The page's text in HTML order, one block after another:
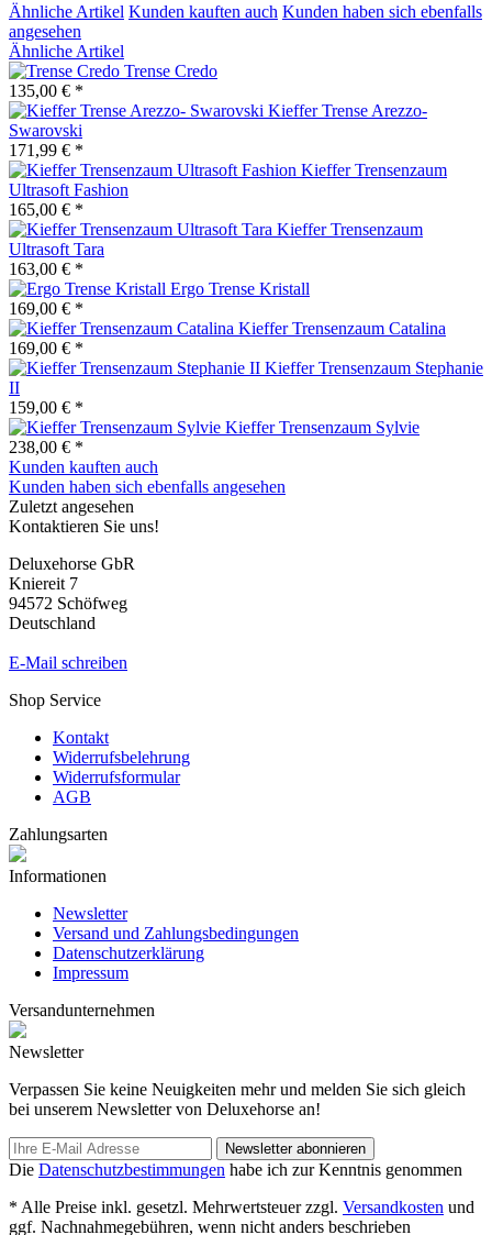
Ähnliche Artikel Kunden kauften auch Kunden haben sich ebenfalls
angesehen
Ähnliche Artikel
Trense Credo
135,00 € *
Kieffer Trense Arezzo-
Swarovski
171,99 € *
Kieffer Trensenzaum
Ultrasoft Fashion
165,00 € *
Kieffer Trensenzaum
Ultrasoft Tara
163,00 € *
Ergo Trense Kristall
169,00 € *
Kieffer Trensenzaum Catalina
169,00 € *
Kieffer Trensenzaum Stephanie
II
159,00 € *
Kieffer Trensenzaum Sylvie
238,00 € *
Kunden kauften auch
Kunden haben sich ebenfalls angesehen
Zuletzt angesehen
Kontaktieren Sie uns!
Deluxehorse GbR
Kniereit 7
94572 Schöfweg
Deutschland
E-Mail schreiben
Shop Service
Kontakt
Widerrufsbelehrung
Widerrufsformular
AGB
Zahlungsarten
Informationen
Newsletter
Versand und Zahlungsbedingungen
Datenschutzerklärung
Impressum
Versandunternehmen
Newsletter
Verpassen Sie keine Neuigkeiten mehr und melden Sie sich gleich
bei unserem Newsletter von Deluxehorse an!
Newsletter abonnieren
Die Datenschutzbestimmungen habe ich zur Kenntnis genommen
* Alle Preise inkl. gesetzl. Mehrwertsteuer zzgl. Versandkosten und
ggf. Nachnahmegebühren, wenn nicht anders beschrieben